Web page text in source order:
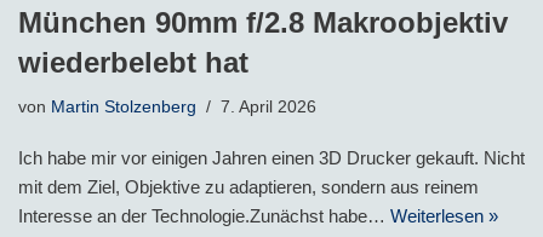
München 90mm f/2.8 Makroobjektiv
wiederbelebt hat
von Martin Stolzenberg 7. April 2026
Ich habe mir vor einigen Jahren einen 3D Drucker gekauft. Nicht
mit dem Ziel, Objektive zu adaptieren, sondern aus reinem
Interesse an der Technologie.Zunächst habe… Weiterlesen »